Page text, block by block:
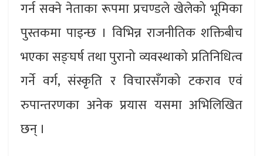
गर्न सक्ने नेताका रूपमा प्रचण्डले खेलेको भूमिका
पुस्तकमा पाइन्छ । विभिन्न राजनीतिक शक्तिबीच
भएका सङ्घर्ष तथा पुरानो व्यवस्थाको प्रतिनिधित्व
गर्ने वर्ग, संस्कृति र विचारसँगको टकराव एवं
रुपान्तरणका अनेक प्रयास यसमा अभिलिखित
छन् ।